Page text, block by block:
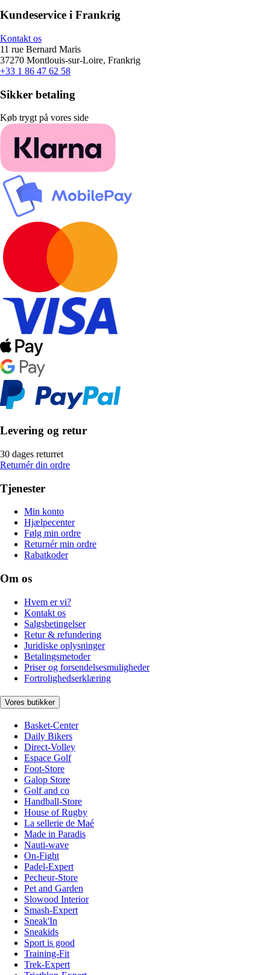
Kundeservice i Frankrig
Kontakt os
11 rue Bernard Maris
37270 Montlouis-sur-Loire, Frankrig
+33 1 86 47 62 58
Sikker betaling
Køb trygt på vores side
Levering og retur
30 dages returret
Returnér din ordre
Tjenester
Min konto
Hjælpecenter
Følg min ordre
Returnér min ordre
Rabatkoder
Om os
Hvem er vi?
Kontakt os
Salgsbetingelser
Retur & refundering
Juridiske oplysninger
Betalingsmetoder
Priser og forsendelsesmuligheder
Fortrolighedserklæring
Vores butikker
Basket-Center
Daily Bikers
Direct-Volley
Espace Golf
Foot-Store
Galop Store
Golf and co
Handball-Store
House of Rugby
La sellerie de Maé
Made in Paradis
Nauti-wave
On-Fight
Padel-Expert
Pecheur-Store
Pet and Garden
Slowood Interior
Smash-Expert
Sneak'In
Sneakids
Sport is good
Training-Fit
Trek-Expert